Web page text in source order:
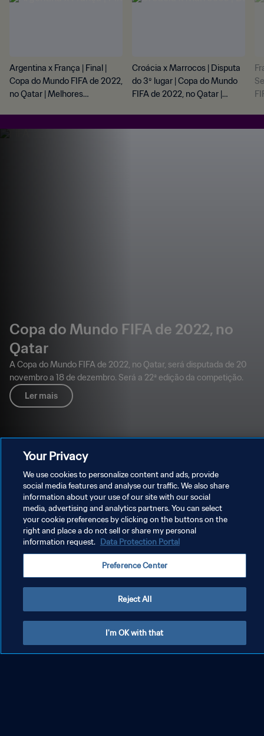
Argentina x França | Final |
Copa do Mundo FIFA de 2022,
no Qatar | Melhores
Croácia x Marrocos | Disputa
do 3º lugar | Copa do Mundo
FIFA de 2022, no Qatar |
Copa do Mundo FIFA de 2022, no
Qatar
A Copa do Mundo FIFA de 2022, no Qatar, será disputada de 20
novembro a 18 de dezembro. Será a 22ª edição da competição.
Ler mais
Your Privacy
We use cookies to personalize content and ads, provide
social media features and analyse our traffic. We also share
information about your use of our site with our social
media, advertising and analytics partners. You can select
your cookie preferences by clicking on the buttons on the
right and place a do not sell or share my personal
information request. Data Protection Portal
Preference Center
Reject All
I'm OK with that